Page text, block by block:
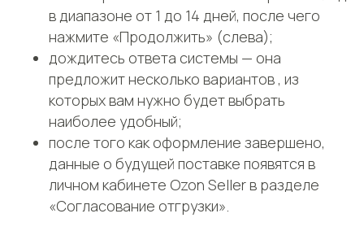
в диапазоне от 1 до 14 дней, после чего
нажмите «Продолжить» (слева);
дождитесь ответа системы — она
предложит несколько вариантов , из
которых вам нужно будет выбрать
наиболее удобный;
после того как оформление завершено,
данные о будущей поставке появятся в
личном кабинете Ozon Seller в разделе
«Согласование отгрузки».